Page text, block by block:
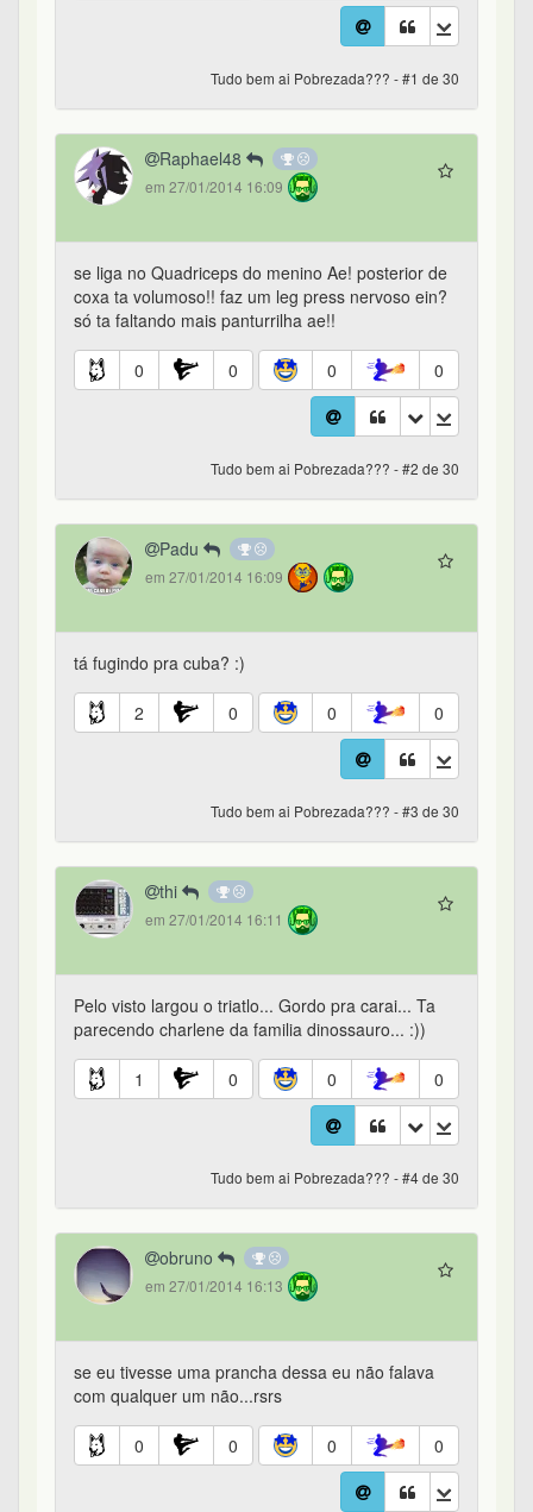
Tudo bem ai Pobrezada??? - #1 de 30
Raphael48
em 27/01/2014 16:09
se liga no Quadriceps do menino Ae! posterior de
coxa ta volumoso!! faz um leg press nervoso ein?
só ta faltando mais panturrilha ae!!
0 0 0 0
Tudo bem ai Pobrezada??? - #2 de 30
Padu
em 27/01/2014 16:09
tá fugindo pra cuba? :)
2 0 0 0
Tudo bem ai Pobrezada??? - #3 de 30
thi
em 27/01/2014 16:11
Pelo visto largou o triatlo... Gordo pra carai... Ta
parecendo charlene da familia dinossauro... :))
1 0 0 0
Tudo bem ai Pobrezada??? - #4 de 30
obruno
em 27/01/2014 16:13
se eu tivesse uma prancha dessa eu não falava
com qualquer um não...rsrs
0 0 0 0